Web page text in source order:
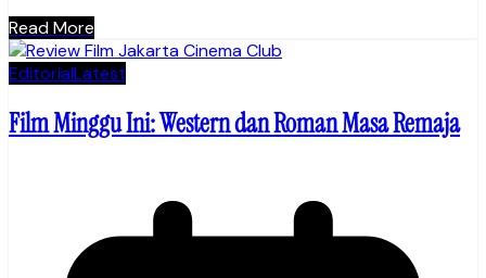
Read More
EditorialLatest
Film Minggu Ini: Western dan Roman Masa Remaja